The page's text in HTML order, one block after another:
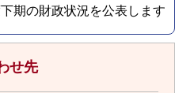
期の財政状況を公表します
せ先